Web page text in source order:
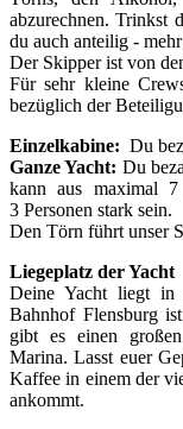
abzurechnen. Trinkst
du auch anteilig -
Der Skipper ist von
Für sehr kleine
bezüglich der
Einzelkabine: Du
Ganze Yacht: Du
kann aus maximal 7
3 Personen stark sein.
Den Törn führt unser
Liegeplatz der Yacht
Deine Yacht liegt in
Bahnhof Flensburg
gibt es einen
Marina. Lasst euer
Kaffee in einem der
ankommt.